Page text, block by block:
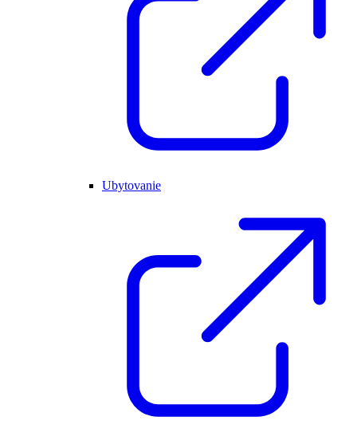
Ubytovanie